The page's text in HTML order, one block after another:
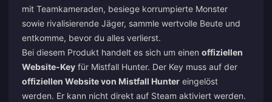
mit Teamkameraden, besiege korrumpierte Monster
sowie rivalisierende Jäger, sammle wertvolle Beute und
entkomme, bevor du alles verlierst.
Bei diesem Produkt handelt es sich um einen offiziellen
Website-Key für Mistfall Hunter. Der Key muss auf der
offiziellen Website von Mistfall Hunter eingelöst
werden. Er kann nicht direkt auf Steam aktiviert werden.